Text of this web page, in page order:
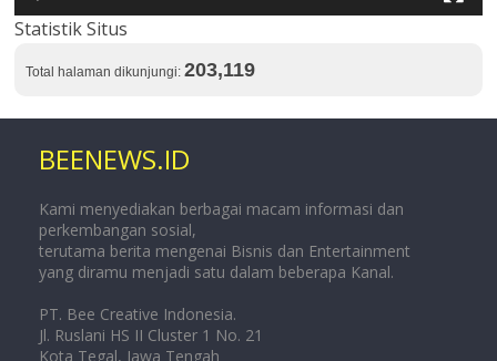
Statistik Situs
Total halaman dikunjungi:203,119
BEENEWS.ID
Kami menyediakan berbagai macam informasi dan
perkembangan sosial,
terutama berita mengenai Bisnis dan Entertainment
yang diramu menjadi satu dalam beberapa Kanal.
PT. Bee Creative Indonesia.
Jl. Ruslani HS II Cluster 1 No. 21
Kota Tegal, Jawa Tengah